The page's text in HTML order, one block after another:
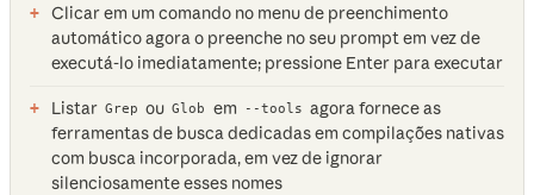
Clicar em um comando no menu de preenchimento
automático agora o preenche no seu prompt em vez de
executá-lo imediatamente; pressione Enter para executar
Listar Grep ou Glob em --tools agora fornece as
ferramentas de busca dedicadas em compilações nativas
com busca incorporada, em vez de ignorar
silenciosamente esses nomes